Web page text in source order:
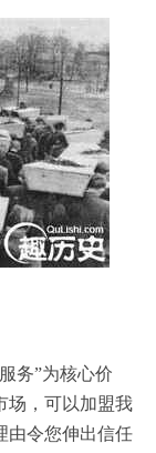
务”为核心价
场，可以加盟我
由令您伸出信任